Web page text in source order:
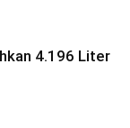
4.196 Liter